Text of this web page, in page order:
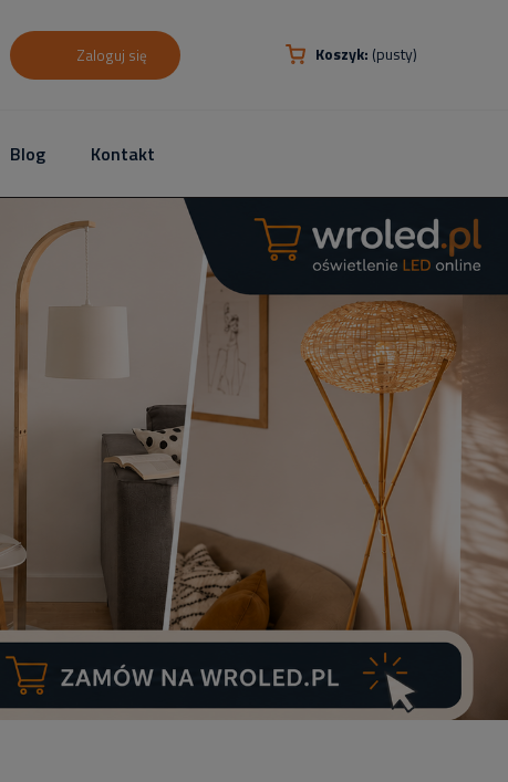
Koszyk: (pusty)
Zaloguj się
Blog Kontakt